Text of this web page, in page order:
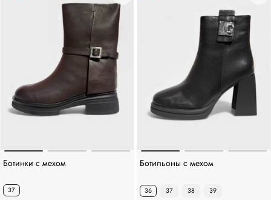
Ботинки с мехом
37
Ботильоны с мехом
36 37 38 39